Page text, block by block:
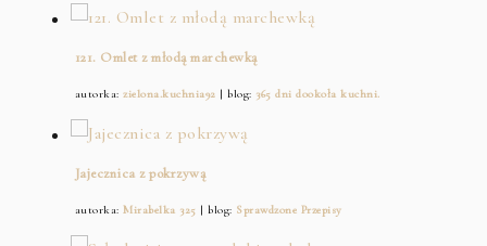
121. Omlet z młodą marchewką
autorka:zielona.kuchnia92 | blog: 365 dni dookoła kuchni.
Jajecznica z pokrzywą
autorka:Mirabelka 325 | blog: Sprawdzone Przepisy